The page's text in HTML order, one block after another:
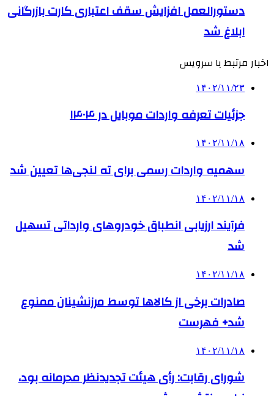
دستورالعمل افزایش سقف اعتباری کارت بازرگانی
ابلاغ شد
اخبار مرتبط با سرویس
۱۴۰۲/۱۱/۲۳
جزئیات تعرفه واردات موبایل در ۱۴۰۴
۱۴۰۲/۱۱/۱۸
سهمیه واردات رسمی برای ته لنجی‌ها تعیین شد
۱۴۰۲/۱۱/۱۸
فرآیند ارزیابی انطباق خودروهای وارداتی تسهیل
شد
۱۴۰۲/۱۱/۱۸
صادرات برخی از کالاها توسط مرزنشینان ممنوع
شد+ فهرست
۱۴۰۲/۱۱/۱۸
شورای رقابت: رأی هیئت تجدیدنظر محرمانه بود،